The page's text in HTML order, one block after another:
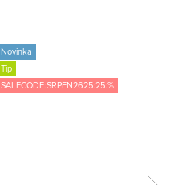
Novinka
Tip
SALECODE:SRPEN2625:25:%